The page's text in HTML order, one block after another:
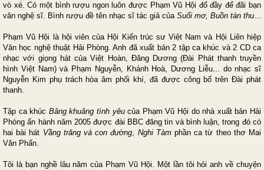
vò xé. Có một bình rượu ngon luôn được Phạm Vũ Hội đổ đầy để đãi bạn
văn nghệ sĩ. Bình rượu đề tên nhạc sĩ tác giả của Suối mơ, Buồn tàn thu...
Phạm Vũ Hội là hội viên của Hội Kiến trúc sư Việt Nam và Hội Liên hiệp
Văn học nghệ thuật Hải Phòng. Anh đã xuất bản 2 tập ca khúc và 2 CD ca
nhạc với giọng hát của Việt Hoàn, Đăng Dương (Đài Phát thanh truyền
hình Việt Nam) và Phạm Nguyễn, Khánh Hoà, Dương Liễu... do nhạc sĩ
Nguyễn Kim phụ trách hòa âm phối khí, đã được công bố trên Đài phát
thanh.
Tập ca khúc Bâng khuâng tình yêucủa Phạm Vũ Hội do nhà xuất bản Hải
Phòng ấn hành năm 2005 được đài BBC đăng tin và bình luận, trong đó có
hai bài hát Vầng trăng và con đường, Nghi Tàmphần ca từ theo thơ Mai
Văn Phấn.
Tôi là bạn nghề lâu năm của Phạm Vũ Hội. Một lần tôi hỏi anh về chuyện